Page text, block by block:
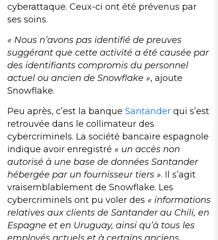
cyberattaque. Ceux-ci ont été prévenus par
ses soins.
« Nous n’avons pas identifié de preuves
suggérant que cette activité a été causée par
des identifiants compromis du personnel
actuel ou ancien de Snowflake », ajoute
Snowflake.
Peu après, c’est la banque Santander qui s’est
retrouvée dans le collimateur des
cybercriminels. La société bancaire espagnole
indique avoir enregistré « un accès non
autorisé à une base de données Santander
hébergée par un fournisseur tiers ». Il s’agit
vraisemblablement de Snowflake. Les
cybercriminels ont pu voler des « informations
relatives aux clients de Santander au Chili, en
Espagne et en Uruguay, ainsi qu’à tous les